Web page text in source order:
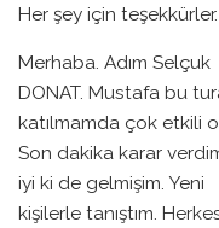
Her şey için teşekkürler.
Merhaba. Adım Selçuk
DONAT. Mustafa bu
katılmamda çok etkili
Son dakika karar
iyi ki de gelmişim. Yeni
kişilerle tanıştım.